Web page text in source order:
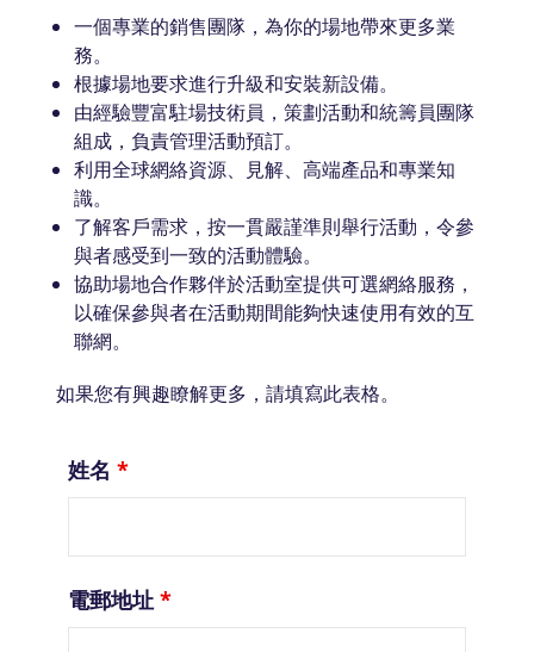
一個專業的銷售團隊，為你的場地帶來更多業
務。
根據場地要求進行升級和安裝新設備。
由經驗豐富駐場技術員，策劃活動和統籌員團隊
組成，負責管理活動預訂。
利用全球網絡資源、見解、高端產品和專業知
識。
了解客戶需求，按一貫嚴謹準則舉行活動，令參
與者感受到一致的活動體驗。
協助場地合作夥伴於活動室提供可選網絡服務，
以確保參與者在活動期間能夠快速使用有效的互
聯網。
如果您有興趣瞭解更多，請填寫此表格。
姓名*
電郵地址*